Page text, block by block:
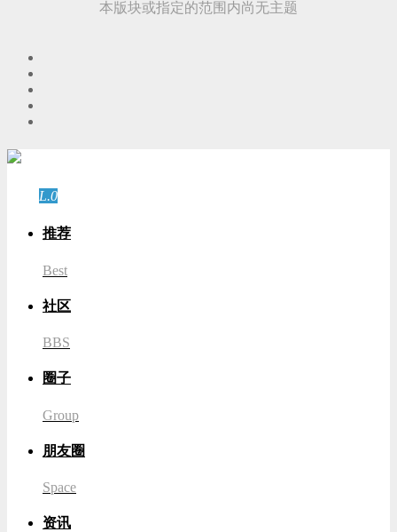
本版块或指定的范围内尚无主题
L.0
推荐
Best
社区
BBS
圈子
Group
朋友圈
Space
资讯